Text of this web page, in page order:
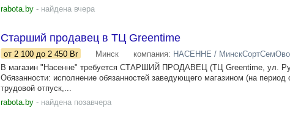
rabota.by - найдена вчера
Старший продавец в ТЦ Greentime
от 2 100 до 2 450 Br Минск компания: НАСЕННЕ /
В магазин "Насенне" требуется СТАРШИЙ ПРОДАВЕЦ (ТЦ Greentime, ул.
Обязанности: исполнение обязанностей заведующего магазином (на период
трудовой отпуск,...
rabota.by - найдена позавчера